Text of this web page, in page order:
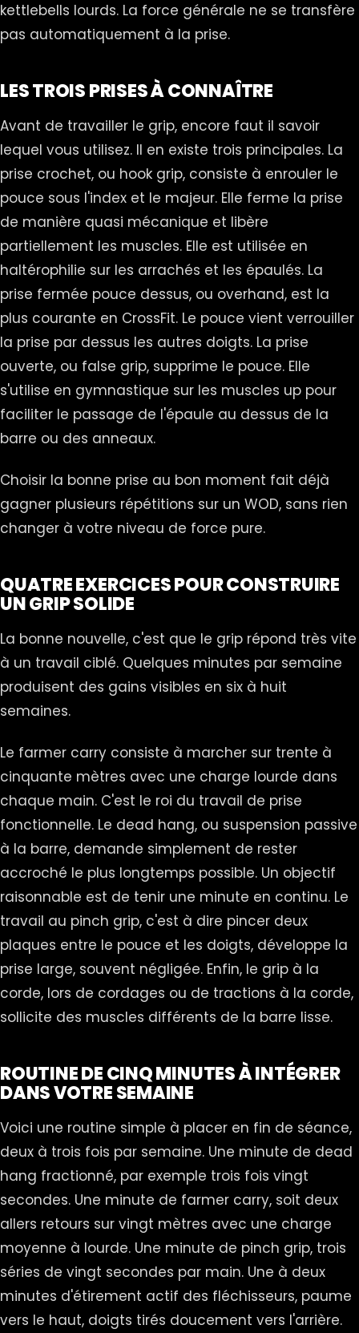
kettlebells lourds. La force générale ne se transfère
pas automatiquement à la prise.
LES TROIS PRISES À CONNAÎTRE
Avant de travailler le grip, encore faut il savoir
lequel vous utilisez. Il en existe trois principales. La
prise crochet, ou hook grip, consiste à enrouler le
pouce sous l'index et le majeur. Elle ferme la prise
de manière quasi mécanique et libère
partiellement les muscles. Elle est utilisée en
haltérophilie sur les arrachés et les épaulés. La
prise fermée pouce dessus, ou overhand, est la
plus courante en CrossFit. Le pouce vient verrouiller
la prise par dessus les autres doigts. La prise
ouverte, ou false grip, supprime le pouce. Elle
s'utilise en gymnastique sur les muscles up pour
faciliter le passage de l'épaule au dessus de la
barre ou des anneaux.
Choisir la bonne prise au bon moment fait déjà
gagner plusieurs répétitions sur un WOD, sans rien
changer à votre niveau de force pure.
QUATRE EXERCICES POUR CONSTRUIRE
UN GRIP SOLIDE
La bonne nouvelle, c'est que le grip répond très vite
à un travail ciblé. Quelques minutes par semaine
produisent des gains visibles en six à huit
semaines.
Le farmer carry consiste à marcher sur trente à
cinquante mètres avec une charge lourde dans
chaque main. C'est le roi du travail de prise
fonctionnelle. Le dead hang, ou suspension passive
à la barre, demande simplement de rester
accroché le plus longtemps possible. Un objectif
raisonnable est de tenir une minute en continu. Le
travail au pinch grip, c'est à dire pincer deux
plaques entre le pouce et les doigts, développe la
prise large, souvent négligée. Enfin, le grip à la
corde, lors de cordages ou de tractions à la corde,
sollicite des muscles différents de la barre lisse.
ROUTINE DE CINQ MINUTES À INTÉGRER
DANS VOTRE SEMAINE
Voici une routine simple à placer en fin de séance,
deux à trois fois par semaine. Une minute de dead
hang fractionné, par exemple trois fois vingt
secondes. Une minute de farmer carry, soit deux
allers retours sur vingt mètres avec une charge
moyenne à lourde. Une minute de pinch grip, trois
séries de vingt secondes par main. Une à deux
minutes d'étirement actif des fléchisseurs, paume
vers le haut, doigts tirés doucement vers l'arrière.